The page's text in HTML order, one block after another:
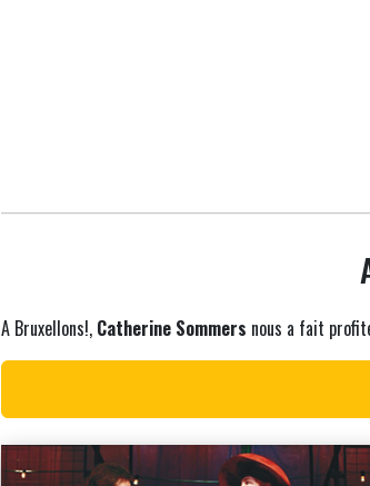
A Bruxellons!, Catherine Sommers nous a fait